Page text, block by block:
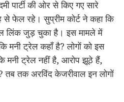
पार्टी की ओर से किए गए सारे
से फेल रहे। सुप्रीम कोर्ट ने कहा कि
लिंक जुड़ चुका है। इस मामले में
मनी ट्रेल कहाँ है? लोगों को इस
मनी ट्रेल नहीं है, आरोप झूठे हैं,
तक अरविंद केजरीवाल इन लोगों